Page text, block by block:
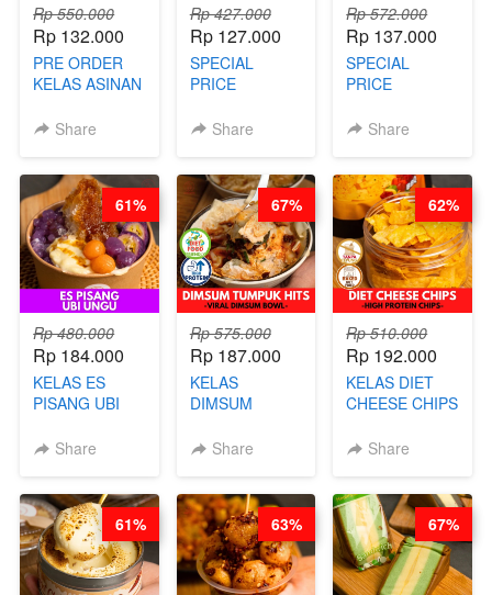
Rp 550.000
Rp 132.000
PRE ORDER
KELAS ASINAN
BY CHEF DITA
Share
Rp 427.000
Rp 127.000
SPECIAL
PRICE
KELAS KOPI &
BARISTA
ARISUDANA
(TANGGAL 04
AGS HARGA
NAIK! )
Share
Rp 572.000
Rp 137.000
SPECIAL
PRICE
KELAS CAKWE
DITA
(TANGGAL 04
AGS HARGA
NAIK! )
Share
Rp 480.000
Rp 184.000
KELAS ES
PISANG UBI
CHEF DITA
Share
61%
Rp 575.000
Rp 187.000
KELAS
DIMSUM
- VIRAL
STEPHANIE
Share
67%
Rp 510.000
Rp 192.000
KELAS DIET
CHEESE CHIPS
PROTEIN
Share
62%
61% 63% 67%